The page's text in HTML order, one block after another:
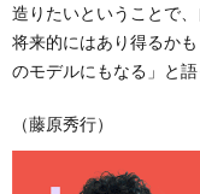
造りたいということで
将来的にはあり得るか
のモデルにもなる」と語
（藤原秀行）